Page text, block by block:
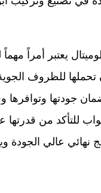
يعتبر أمراً مهماً
تحملها للظروف
جودتها وتوافرها
للتأكد من
عالي الجودة